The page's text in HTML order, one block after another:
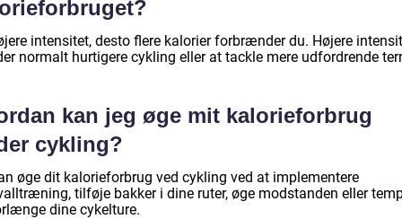
intensitet, desto flere kalorier forbrænder du. Højere
normalt hurtigere cykling eller at tackle mere udfordrende
kan jeg øge mit kalorieforbrug
cykling?
øge dit kalorieforbrug ved cykling ved at implementere
tilføje bakker i dine ruter, øge modstanden eller
dine cykelture.